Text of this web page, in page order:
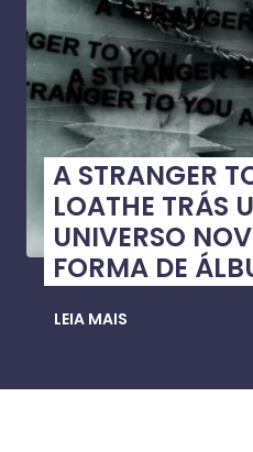
A STRANGER
LOATHE TRÁS
UNIVERSO
FORMA DE
LEIA MAIS